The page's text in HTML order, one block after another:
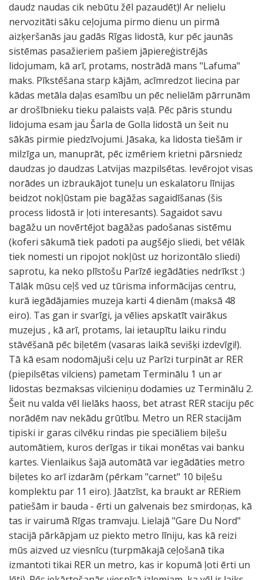
daudz naudas cik nebūtu žēl pazaudēt)! Ar nelielu
nervozitāti sāku ceļojuma pirmo dienu un pirmā
aizķeršanās jau gadās Rīgas lidostā, kur pēc jaunās
sistēmas pasažieriem pašiem jāpiereģistrējās
lidojumam, kā arī, protams, nostrādā mans "Lafuma"
maks. Pīkstēšana starp kājām, acīmredzot liecina par
kādas metāla daļas esamību un pēc nelielām pārrunām
ar drošībnieku tieku palaists vaļā. Pēc pāris stundu
lidojuma esam jau Šarla de Golla lidostā un šeit nu
sākās pirmie piedzīvojumi. Jāsaka, ka lidosta tiešām ir
milzīga un, manuprāt, pēc izmēriem krietni pārsniedz
daudzas jo daudzas Latvijas mazpilsētas. Ievērojot visas
norādes un izbraukājot tuneļu un eskalatoru līnijas
beidzot nokļūstam pie bagāžas sagaidīšanas (šis
process lidostā ir ļoti interesants). Sagaidot savu
bagāžu un novērtējot bagāžas padošanas sistēmu
(koferi sākumā tiek padoti pa augšējo sliedi, bet vēlāk
tiek nomesti un ripojot nokļūst uz horizontālo sliedi)
saprotu, ka neko plīstošu Parīzē iegādāties nedrīkst :)
Tālāk mūsu ceļš ved uz tūrisma informācijas centru,
kurā iegādājamies muzeja karti 4 dienām (maksā 48
eiro). Tas gan ir svarīgi, ja vēlies apskatīt vairākus
muzejus , kā arī, protams, lai ietaupītu laiku rindu
stāvēšanā pēc biļetēm (vasaras laikā sevišķi izdevīgi!).
Tā kā esam nodomājuši ceļu uz Parīzi turpināt ar RER
(piepilsētas vilciens) pametam Terminālu 1 un ar
lidostas bezmaksas vilcieniņu dodamies uz Terminālu 2.
Šeit nu valda vēl lielāks haoss, bet atrast RER staciju pēc
norādēm nav nekādu grūtību. Metro un RER stacijām
tipiski ir garas cilvēku rindas pie speciāliem biļešu
automātiem, kuros derīgas ir tikai monētas vai banku
kartes. Vienlaikus šajā automātā var iegādāties metro
biļetes ko arī izdarām (pērkam "carnet" 10 biļešu
komplektu par 11 eiro). Jāatzīst, ka braukt ar RERiem
patiešām ir bauda - ērti un galvenais bez smirdoņas, kā
tas ir vairumā Rīgas tramvaju. Lielajā "Gare Du Nord"
stacijā pārkāpjam uz piekto metro līniju, kas kā reizi
mūs aizved uz viesnīcu (turpmākajā ceļošanā tika
izmantoti tikai RER un metro, kas ir kopumā ļoti ērti un